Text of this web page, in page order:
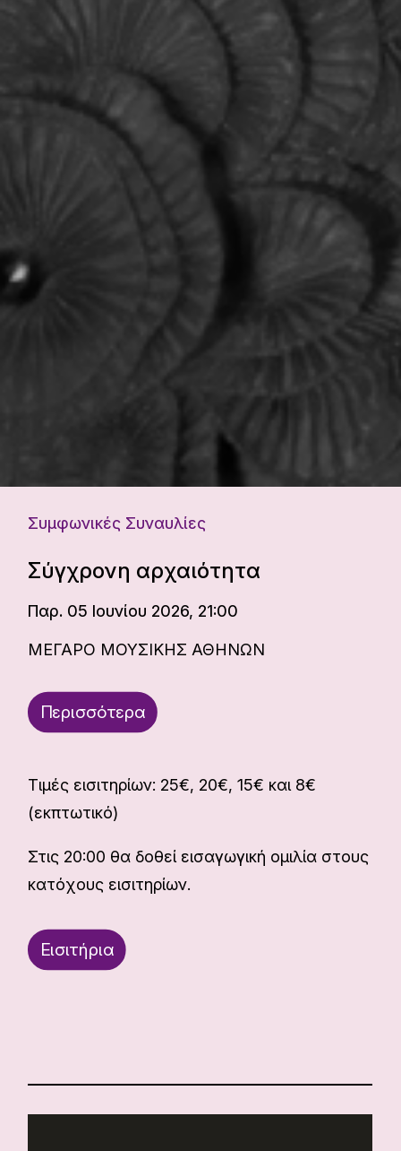
Συμφωνικές Συναυλίες
Σύγχρονη αρχαιότητα
Παρ. 05 Ιουνίου 2026, 21:00
ΜΕΓΑΡΟ ΜΟΥΣΙΚΗΣ ΑΘΗΝΩΝ
Περισσότερα
Τιμές εισιτηρίων: 25€, 20€, 15€ και 8€
(εκπτωτικό)
Στις 20:00 θα δοθεί εισαγωγική ομιλία στους
κατόχους εισιτηρίων.
Εισιτήρια